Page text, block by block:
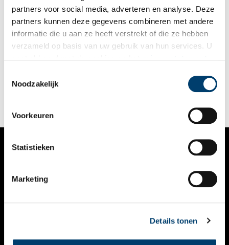
partners voor social media, adverteren en analyse. Deze
partners kunnen deze gegevens combineren met andere
informatie die u aan ze heeft verstrekt of die ze hebben
verzameld op basis van uw gebruik van hun services. U
Noodzakelijk
Voorkeuren
Statistieken
Marketing
Details tonen
De Groote Keijser: Wij gaan er niet uit
Het jaar 1980 staat in de Amsterdamse geschiedenis te boek
als een van de meest roerige jaren. De confrontatie tussen de
en er vallen dat jaar vele honderden gewonden bij krakers en
politie.
NIEUWS
KALENDER
ACTIVITEITEN